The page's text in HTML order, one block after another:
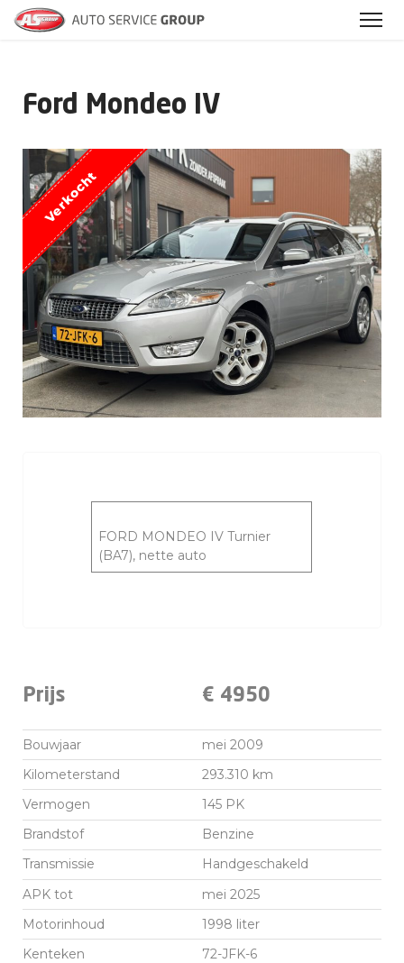
Ford Mondeo IV
FORD MONDEO IV Turnier
(BA7), nette auto
Prijs € 4950
Bouwjaar
mei 2009
Kilometerstand
293.310 km
Vermogen
145 PK
Brandstof
Benzine
Transmissie
Handgeschakeld
APK tot
mei 2025
Motorinhoud
1998 liter
Kenteken
72-JFK-6